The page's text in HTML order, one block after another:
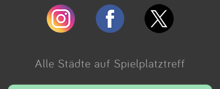
Alle Städte auf Spielplatztreff